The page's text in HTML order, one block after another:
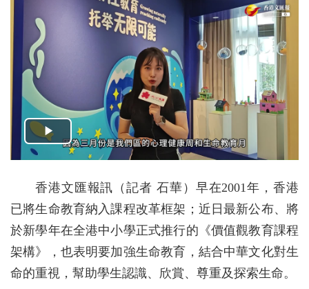
香港文匯報訊（記者 石華）早在2001年，香港
已將生命教育納入課程改革框架；近日最新公布、將
於新學年在全港中小學正式推行的《價值觀教育課程
架構》，也表明要加強生命教育，結合中華文化對生
命的重視，幫助學生認識、欣賞、尊重及探索生命。